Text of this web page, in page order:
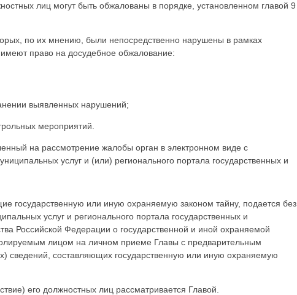
лиц могут быть обжалованы в порядке, установленном главой 9
по их мнению, были непосредственно нарушены в рамках
право на досудебное обжалование:
выявленных нарушений;
мероприятий.
на рассмотрение жалобы орган в электронном виде с
услуг и (или) регионального портала государственных и
государственную или иную охраняемую законом тайну, подается без
услуг и регионального портала государственных и
Российской Федерации о государственной и иной охраняемой
лицом на личном приеме Главы с предварительным
сведений, составляющих государственную или иную охраняемую
его должностных лиц рассматривается Главой.